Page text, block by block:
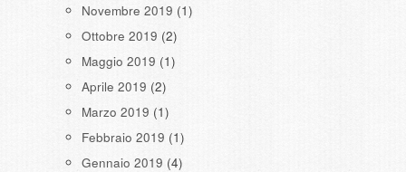
Novembre 2019 (1)
Ottobre 2019 (2)
Maggio 2019 (1)
Aprile 2019 (2)
Marzo 2019 (1)
Febbraio 2019 (1)
Gennaio 2019 (4)